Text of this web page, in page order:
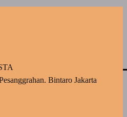
Bintaro Jakarta